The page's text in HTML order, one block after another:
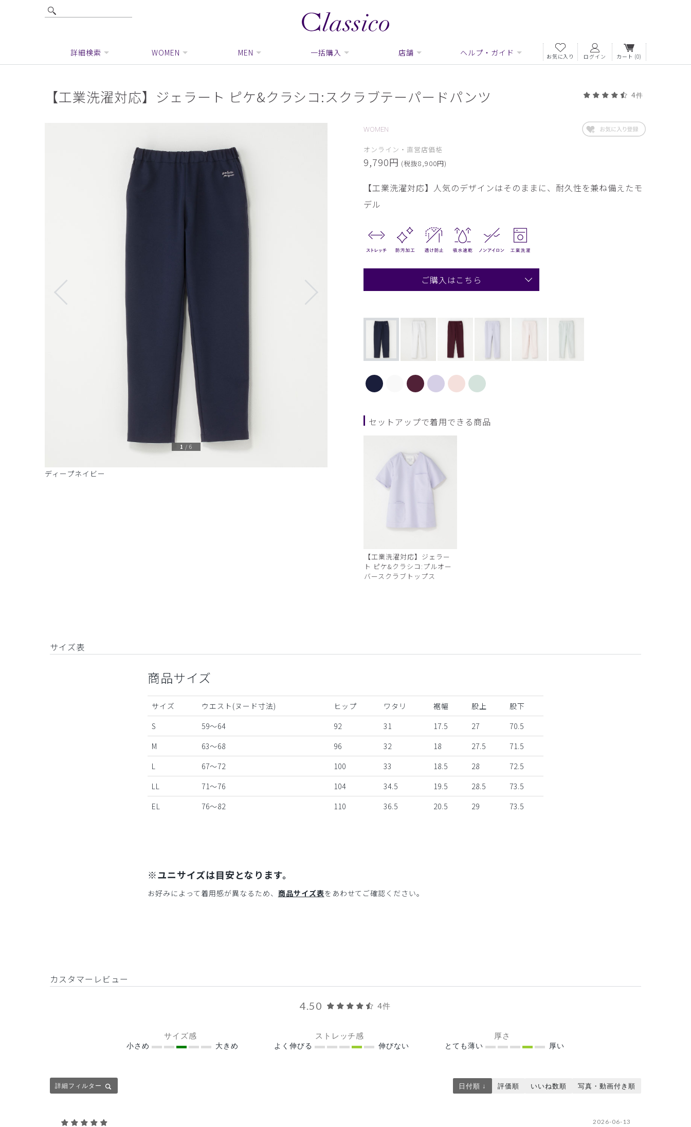
詳細検索 WOMEN MEN 一括購入 店舗 ヘルプ・ガイド お気に入り ログイン カート (0)
【工業洗濯対応】ジェラート ピケ&クラシコ:スクラブテーパードパンツ 4件
ディープネイビー
1 / 6
WOMEN
オンライン・直営店価格
9,790円 (税抜8,900円)
【工業洗濯対応】人気のデザインはそのままに、耐久性を兼ね備えたモ
デル
ご購入はこちら
セットアップで着用できる商品
【工業洗濯対応】ジェラー
ト ピケ&クラシコ:プルオー
バースクラブトップス
サイズ表
商品サイズ
サイズ ウエスト(ヌード寸法) ヒップ ワタリ 裾幅 股上
股下
S
59～64 92 31 17.5 27
70.5
M
63～68 96 32 18 27.5
71.5
L
67～72 100 33 18.5 28
72.5
LL
71～76 104 34.5 19.5 28.5
73.5
EL
76～82 110 36.5 20.5 29 73.5
※ユニサイズは目安となります。
お好みによって着用感が異なるため、 商品サイズ表をあわせてご確認ください。
カスタマーレビュー
4.50 4件
サイズ感
小さめ 大きめ
ストレッチ感
よく伸びる 伸びない
厚さ
とても薄い 厚い
詳細フィルター 日付順 ↓ 評価順 いいね数順 写真・動画付き順
2026-06-13